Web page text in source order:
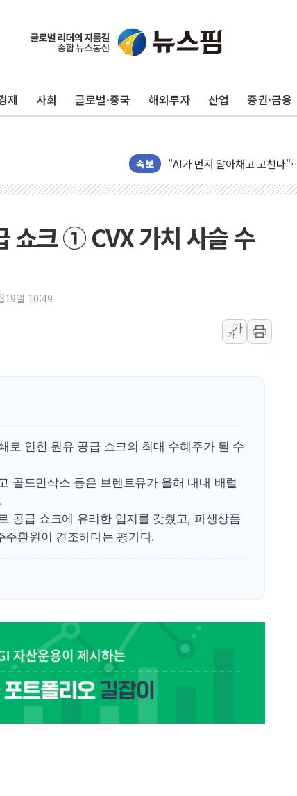
제 사회 글로벌·중국 해외투자 산업 증권·금융
속보
여야, 황희 '버스 하우스' 공
현대그린푸드 '텍사스로드하
與 "세제개편안 8월 말 당정
"AI가 먼저 알아채고 고친다
삼성전자, 美국립연구소와 영
롯데백화점, 앰배서더 2기
한수원 "폭염 속 전력수급 이
박형수 의원 '선관위 견제·감
장동혁, 李 대통령에 "결혼
정부, 독도 조사활동 日 항의
김성회, 국민의힘에 "청년
서울 38도 폭염에 온열질환
전남광주 남구 한 아파트 난
SK하이닉스, 생산·사무직
쇼크 ① CVX 가치 사슬 수
19일 10:49
가
가
로 인한 원유 공급 쇼크의 최대 수혜주가 될 수
골드만삭스 등은 브렌트유가 올해 내내 배럴
공급 쇼크에 유리한 입지를 갖췄고, 파생상품
주환원이 견조하다는 평가다.